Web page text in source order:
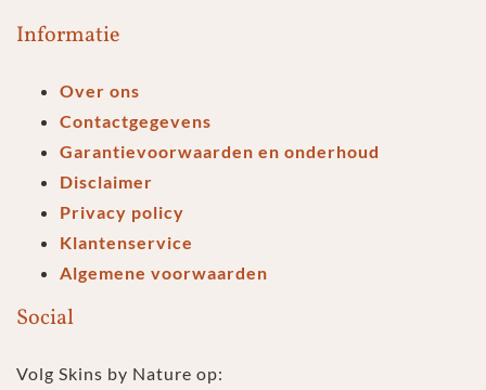
Informatie
Over ons
Contactgegevens
Garantievoorwaarden en onderhoud
Disclaimer
Privacy policy
Klantenservice
Algemene voorwaarden
Social
Volg Skins by Nature op: